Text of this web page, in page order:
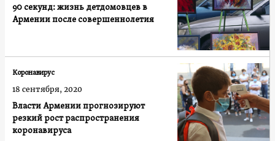
90 секунд: жизнь детдомовцев в
Армении после совершеннолетия
Власти Армении прогнозируют
резкий рост распространения
коронавируса
Коронавирус
18 сентября, 2020